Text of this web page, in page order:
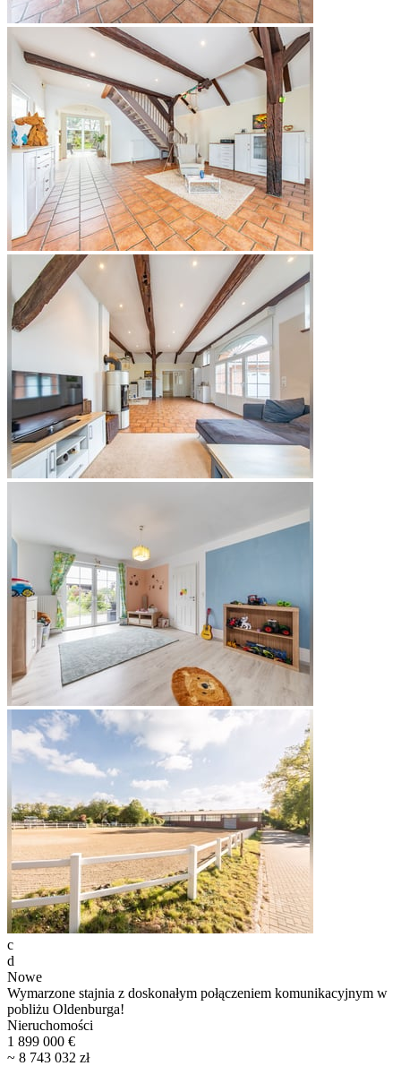
c
d
Nowe
Wymarzone stajnia z doskonałym połączeniem komunikacyjnym w
pobliżu Oldenburga!
Nieruchomości
1 899 000 €
~ 8 743 032 zł